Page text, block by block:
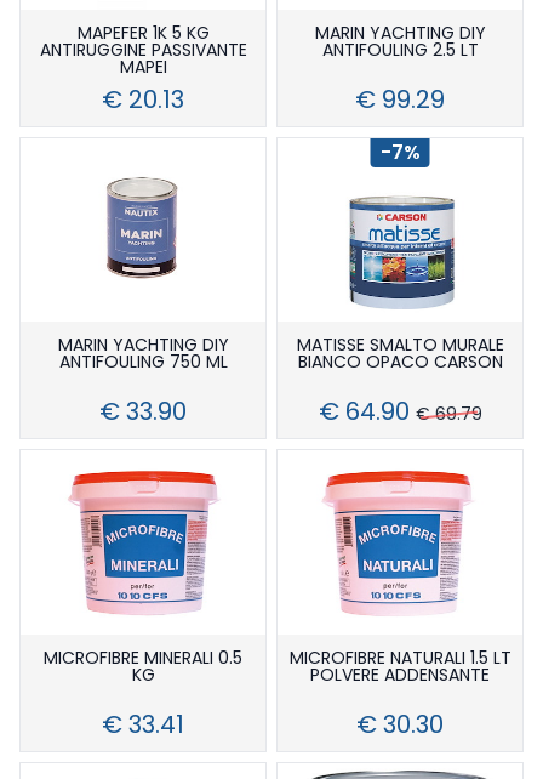
MAPEFER 1K 5 KG
ANTIRUGGINE PASSIVANTE
MAPEI
€ 20.13
MARIN YACHTING DIY
ANTIFOULING 2.5 LT
€ 99.29
MARIN YACHTING DIY
ANTIFOULING 750 ML
€ 33.90
MATISSE SMALTO MURALE
BIANCO OPACO CARSON
€ 64.90 € 69.79
-7%
MICROFIBRE MINERALI 0.5
KG
€ 33.41
MICROFIBRE NATURALI 1.5 LT
POLVERE ADDENSANTE
€ 30.30